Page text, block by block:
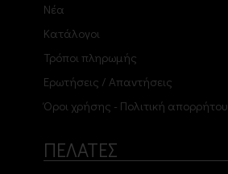
Νέα
Κατάλογοι
Τρόποι πληρωμής
Ερωτήσεις / Απαντήσεις
Όροι χρήσης - Πολιτική απορρήτου
ΠΕΛΑΤΕΣ